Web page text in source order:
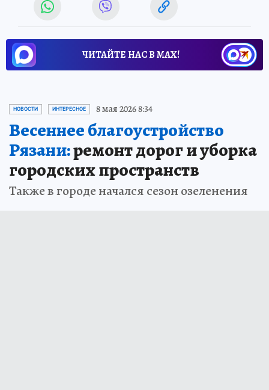
ЧИТАЙТЕ НАС В МАХ!
НОВОСТИ ИНТЕРЕСНОЕ 8 мая 2026 8:34
Весеннее благоустройство
Рязани:ремонт дорог и уборка
городских пространств
Также в городе начался сезон озеленения